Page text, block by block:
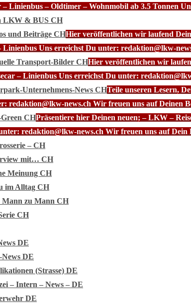
– Linienbus – Oldtimer – Wohnmobil ab 3.5 Tonnen
LKW & BUS CH
und Beiträge CHHier veröffentlichen wir laufend
Linienbus Uns erreichst Du unter: redaktion@lkw-
Transport-Bilder CHHier veröffentlichen wir
– Linienbus Uns erreichst Du unter:
Unternehmens-News CHTeile unseren Lesern,
redaktion@lkw-news.ch Wir freuen uns auf Deinen
CHPräsentiere hier Deinen neuen; – LKW –
redaktion@lkw-news.ch Wir freuen uns auf Dein
– CH
mit… CH
Meinung CH
im Alltag CH
Mann zu Mann CH
CH
DE
DE
(Strasse) DE
– Intern – News – DE
DE